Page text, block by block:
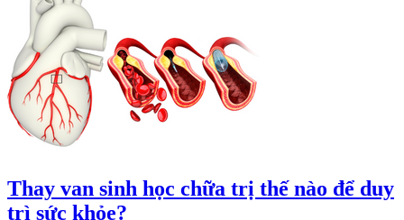
Thay van sinh học chữa trị thế nào để duy
trì sức khỏe?